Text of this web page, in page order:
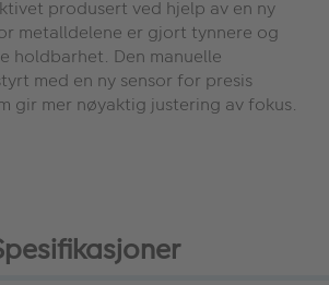
produsert ved hjelp av en ny
metalldelene er gjort tynnere og
holdbarhet. Den manuelle
med en ny sensor for presis
gir mer nøyaktig justering av fokus.